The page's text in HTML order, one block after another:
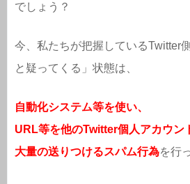
でしょう？
今、私たちが把握しているTwitter
と疑ってくる」状態は、
自動化システム等を使い、
URL等を他のTwitter個人アカウン
大量の送りつけるスパム行為を行